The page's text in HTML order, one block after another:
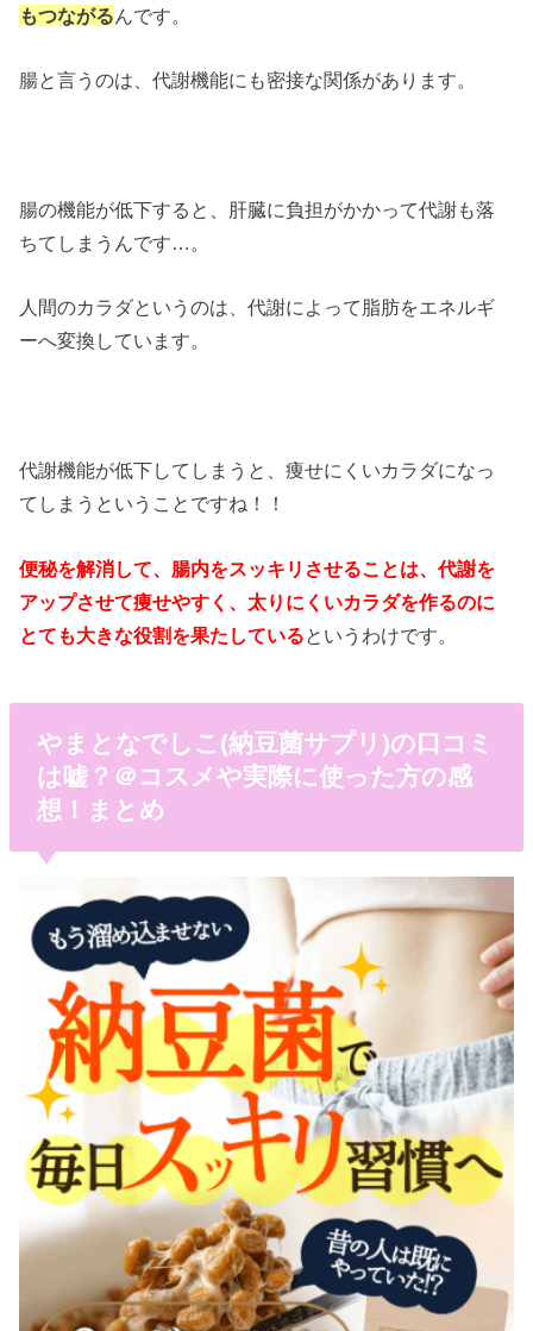
もつながるんです。
腸と言うのは、代謝機能にも密接な関係があります。
腸の機能が低下すると、肝臓に負担がかかって代謝も落
ちてしまうんです…。
人間のカラダというのは、代謝によって脂肪をエネルギ
ーへ変換しています。
代謝機能が低下してしまうと、痩せにくいカラダになっ
てしまうということですね！！
便秘を解消して、腸内をスッキリさせることは、代謝を
アップさせて痩せやすく、太りにくいカラダを作るのに
とても大きな役割を果たしている というわけです。
やまとなでしこ(納豆菌サプリ)の口コミ
は嘘？＠コスメや実際に使った方の感
想！まとめ